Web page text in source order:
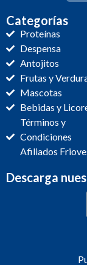
Categorías
Proteínas
Despensa
Antojitos
Frutas y
Mascotas
Bebidas y
Términos y
Condiciones
Afiliados
Descarga